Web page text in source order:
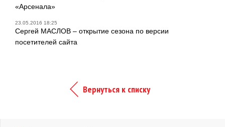
«Арсенала»
23.05.2016 18:25
Сергей МАСЛОВ – открытие сезона по версии
посетителей сайта
Вернуться к списку